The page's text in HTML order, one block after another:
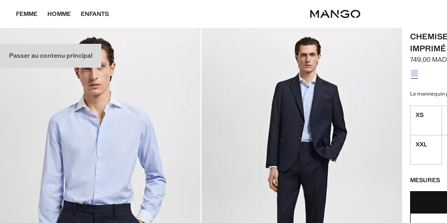
Passer au contenu principal
FEMME HOMME ENFANTS
Prix actuel
749,00 MAD
Choisissez
Couleur
Le mannequin
XS
XXL
MESURES